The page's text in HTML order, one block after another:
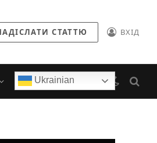
СТАТТЮ ВХІД
Ukrainian